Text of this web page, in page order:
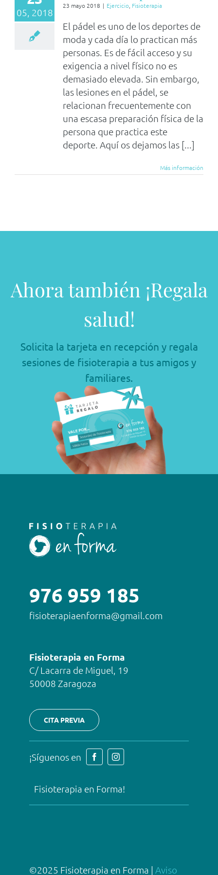
05, 2018
23 mayo 2018 | Ejercicio Fisioterapia
El pádel es uno de los deportes de
moda y cada día lo practican más
personas. Es de fácil acceso y su
exigencia a nivel físico no es
demasiado elevada. Sin embargo,
las lesiones en el pádel, se
relacionan frecuentemente con
una escasa preparación física de la
persona que practica este
deporte. Aquí os dejamos las [...]
Más información
Ahora también ¡Regala
salud!
Solicita la tarjeta en recepción y regala
sesiones de fisioterapia a tus amigos y
familiares.
976 959 185
fisioterapiaenforma@gmail.com
Fisioterapia en Forma
C/ Lacarra de Miguel, 19
50008 Zaragoza
CITA PREVIA
¡Síguenos en
Fisioterapia en Forma!
©2025 Fisioterapia en Forma | Aviso